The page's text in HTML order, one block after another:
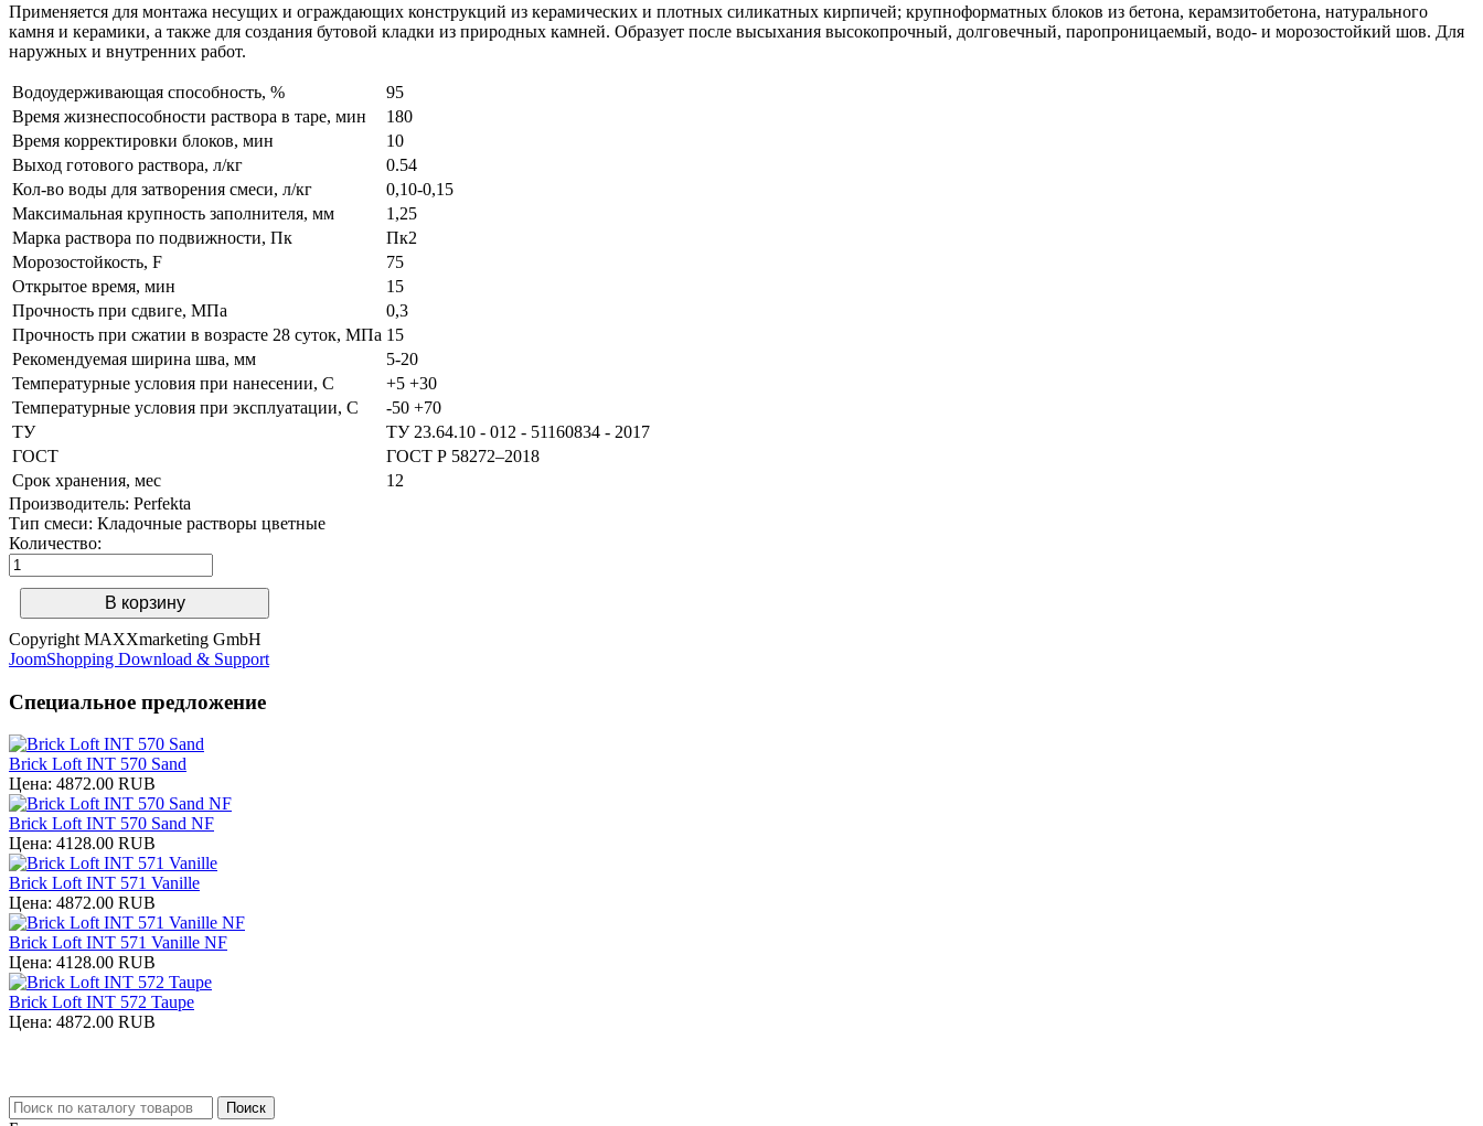
Применяется для монтажа несущих и ограждающих конструкций из керамических и плотных силикатных кирпичей; крупноформатных блоков из бетона, керамзитобетона, натурального
камня и керамики, а также для создания бутовой кладки из природных камней. Образует после высыхания высокопрочный, долговечный, паропроницаемый, водо- и морозостойкий шов. Для
наружных и внутренних работ.
Водоудерживающая способность, %
95
Время жизнеспособности раствора в таре, мин
180
Время корректировки блоков, мин
10
Выход готового раствора, л/кг
0.54
Кол-во воды для затворения смеси, л/кг
0,10-0,15
Максимальная крупность заполнителя, мм
1,25
Марка раствора по подвижности, Пк
Пк2
Морозостойкость, F
75
Открытое время, мин
15
Прочность при сдвиге, МПа
0,3
Прочность при сжатии в возрасте 28 суток, МПа 15
Рекомендуемая ширина шва, мм
5-20
Температурные условия при нанесении, С
+5 +30
Температурные условия при эксплуатации, С
-50 +70
ТУ
ТУ 23.64.10 - 012 - 51160834 - 2017
ГОСТ
ГОСТ Р 58272–2018
Срок хранения, мес
12
Производитель: Perfekta
Тип смеси: Кладочные растворы цветные
Количество:
Copyright MAXXmarketing GmbH
JoomShopping Download & Support
Специальное предложение
Brick Loft INT 570 Sand
Цена: 4872.00 RUB
Brick Loft INT 570 Sand NF
Цена: 4128.00 RUB
Brick Loft INT 571 Vanille
Цена: 4872.00 RUB
Brick Loft INT 571 Vanille NF
Цена: 4128.00 RUB
Brick Loft INT 572 Taupe
Цена: 4872.00 RUB